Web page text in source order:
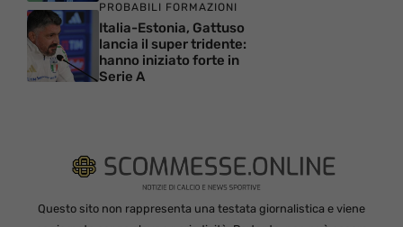
PROBABILI FORMAZIONI
Italia-Estonia, Gattuso
lancia il super tridente:
hanno iniziato forte in
Serie A
Questo sito non rappresenta una testata giornalistica e viene